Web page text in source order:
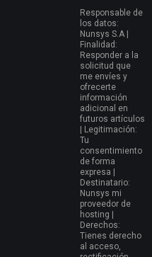
Responsable de
los datos:
Nunsys S.A |
Finalidad:
Responder a la
solicitud que
me envíes y
ofrecerte
información
adicional en
futuros artículos
| Legitimación:
Tu
consentimiento
de forma
expresa |
Destinatario:
Nunsys mi
proveedor de
hosting |
Derechos:
Tienes derecho
al acceso,